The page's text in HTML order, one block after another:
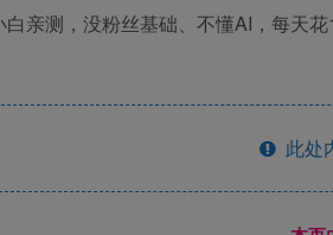
白亲测，没粉丝基础、不懂AI，每天
此处